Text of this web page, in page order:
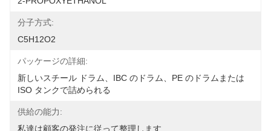
分子方式:
C5H12O2
パッケージの詳細:
新しいスチール ドラム、IBC のドラム、PE のドラムまたは
ISO タンクで詰められる
供給の能力:
私達は顧客の発注に従って整理します